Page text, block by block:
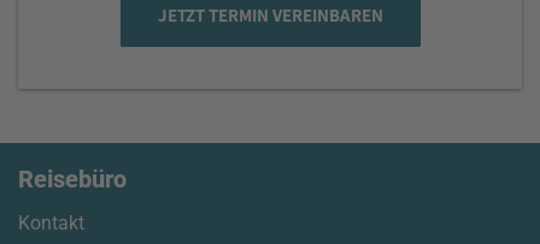
JETZT TERMIN VEREINBAREN
Reisebüro
Kontakt